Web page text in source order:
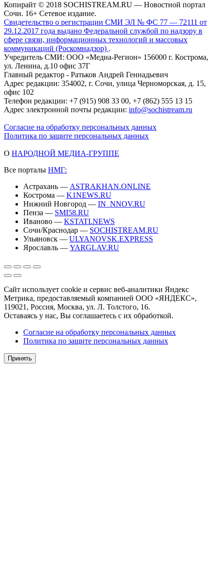
Копирайт © 2018 SOCHISTREAM.RU — Новостной портал
Сочи. 16+ Сетевое издание.
Свидетельство о регистрации СМИ ЭЛ № ФС 77 — 72111 от
29.12.2017 года выдано Федеральной службой по надзору в
сфере связи, информационных технологий и массовых
коммуникаций (Роскомнадзор) .
Учредитель СМИ: ООО «Медиа-Регион» 156000 г. Кострома,
ул. Ленина, д.10 офис 37Г
Главный редактор - Ратьков Андрей Геннадьевич
Адрес редакции: 354002, г. Сочи, улица Черноморская, д. 15,
офис 102
Телефон редакции: +7 (915) 908 33 00, +7 (862) 555 13 15
Адрес электронной почты редакции: info@sochistream.ru
Согласие на обработку персональных данных
Политика по защите персональных данных
О НАРОДНОЙ МЕДИА-ГРУППЕ
Все порталы НМГ:
Астрахань — ASTRAKHAN.ONLINE
Кострома — K1NEWS.RU
Нижний Новгород — IN_NNOV.RU
Пенза — SMI58.RU
Иваново — KSTATI.NEWS
Сочи/Краснодар — SOCHISTREAM.RU
Ульяновск — ULYANOVSK.EXPRESS
Ярославль — YARGLAV.RU
Сайт использует cookie и сервис веб-аналитики Яндекс
Метрика, предоставляемый компанией ООО «ЯНДЕКС»,
119021, Россия, Москва, ул. Л. Толстого, 16.
Оставаясь у нас, Вы соглашаетесь с их обработкой.
Согласие на обработку персональных данных
Политика по защите персональных данных
Принять